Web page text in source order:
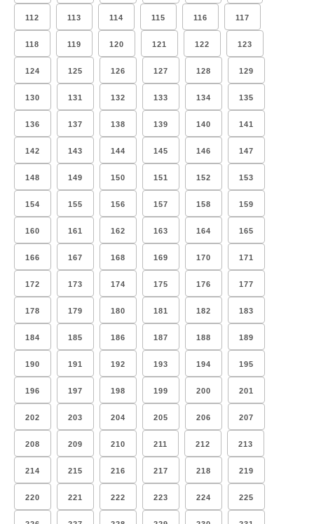
112 113 114 115 116 117
118 119 120 121 122 123
124 125 126 127 128 129
130 131 132 133 134 135
136 137 138 139 140 141
142 143 144 145 146 147
148 149 150 151 152 153
154 155 156 157 158 159
160 161 162 163 164 165
166 167 168 169 170 171
172 173 174 175 176 177
178 179 180 181 182 183
184 185 186 187 188 189
190 191 192 193 194 195
196 197 198 199 200 201
202 203 204 205 206 207
208 209 210 211 212 213
214 215 216 217 218 219
220 221 222 223 224 225